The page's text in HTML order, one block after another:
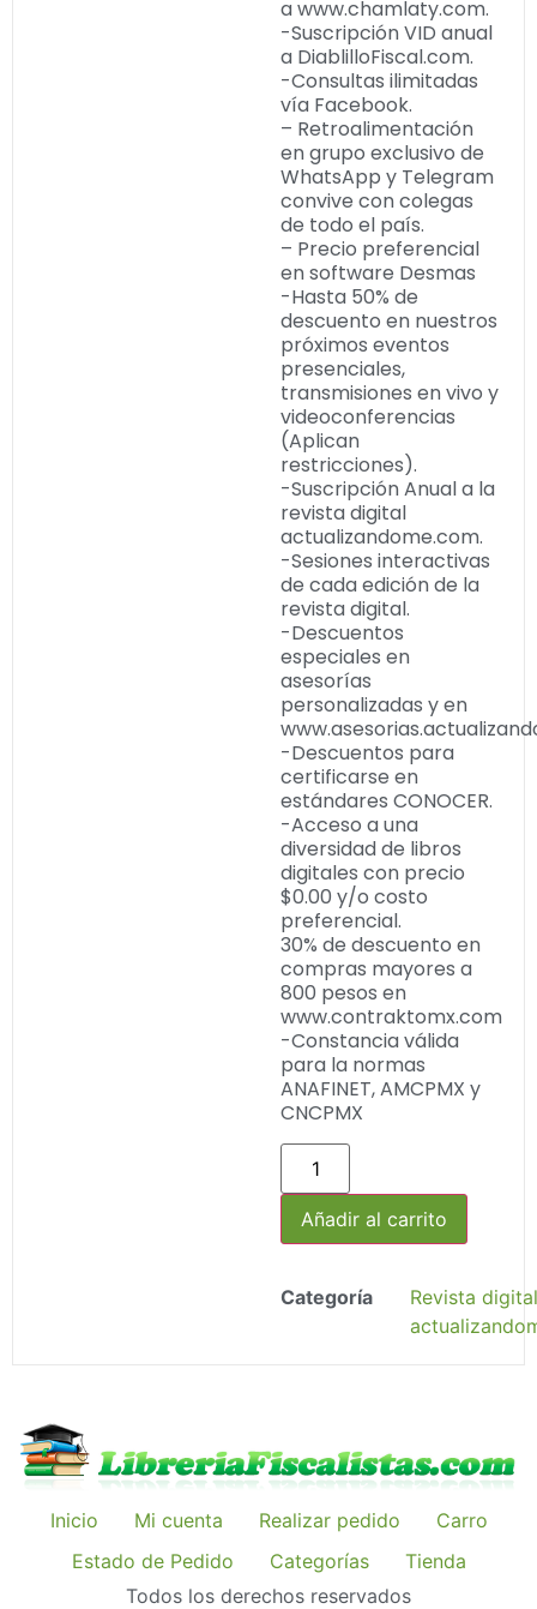
a www.chamlaty.com.
-Suscripción VID anual
a DiablilloFiscal.com.
-Consultas ilimitadas
vía Facebook.
– Retroalimentación
en grupo exclusivo de
WhatsApp y Telegram
convive con colegas
de todo el país.
– Precio preferencial
en software Desmas
-Hasta 50% de
descuento en nuestros
próximos eventos
presenciales,
transmisiones en vivo y
videoconferencias
(Aplican
restricciones).
-Suscripción Anual a la
revista digital
actualizandome.com.
-Sesiones interactivas
de cada edición de la
revista digital.
-Descuentos
especiales en
asesorías
personalizadas y en
-Descuentos para
certificarse en
estándares CONOCER.
-Acceso a una
diversidad de libros
digitales con precio
$0.00 y/o costo
preferencial.
30% de descuento en
compras mayores a
800 pesos en
www.contraktomx.com
-Constancia válida
para la normas
ANAFINET, AMCPMX y
CNCPMX
Añadir al carrito
Categoría
Revista digital
Inicio Mi cuenta Realizar pedido
Carro
Estado de Pedido
Categorías
Tienda
Todos los derechos reservados